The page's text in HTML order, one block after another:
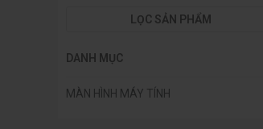
LỌC SẢN PHẨM
DANH MỤC
MÀN HÌNH MÁY TÍNH